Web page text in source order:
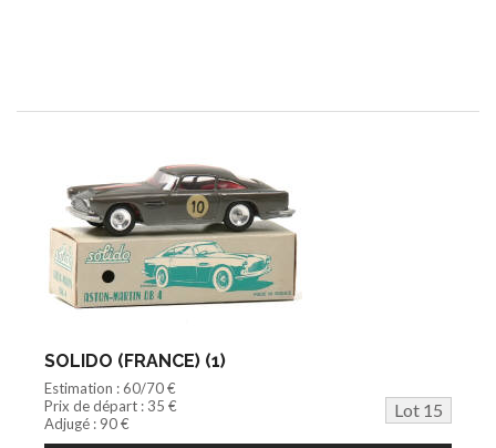
SOLIDO (FRANCE) (1)
Estimation : 60/70 €
Prix de départ : 35 €
Lot 15
Adjugé : 90 €